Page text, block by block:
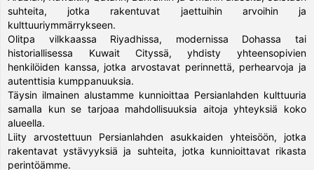
suhteita, jotka rakentuvat jaettuihin arvoihin ja
kulttuuriymmärrykseen.
Olitpa vilkkaassa Riyadhissa, modernissa Dohassa tai
historiallisessa Kuwait Cityssä, yhdisty yhteensopivien
henkilöiden kanssa, jotka arvostavat perinnettä, perhearvoja ja
autenttisia kumppanuuksia.
Täysin ilmainen alustamme kunnioittaa Persianlahden kulttuuria
samalla kun se tarjoaa mahdollisuuksia aitoja yhteyksiä koko
alueella.
Liity arvostettuun Persianlahden asukkaiden yhteisöön, jotka
rakentavat ystävyyksiä ja suhteita, jotka kunnioittavat rikasta
perintöämme.